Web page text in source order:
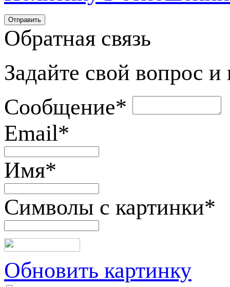
Обратная связь
Задайте свой вопрос
Сообщение*
Email*
Имя*
Символы с картинки*
Обновить картинку